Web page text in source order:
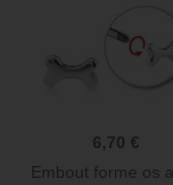
6,70 €
Embout forme os